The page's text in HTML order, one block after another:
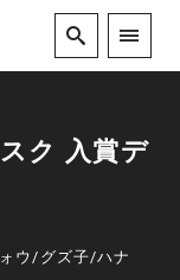
ク 入賞デ
ウ/ グズ子/ハナ